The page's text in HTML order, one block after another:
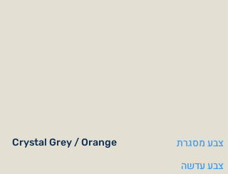
Crystal Grey / Orange
צבע מסגרת
צבע עדשה